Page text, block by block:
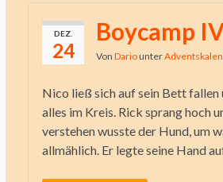
DEZ.
24
Boycamp
Von Dariounter
Nico ließ sich auf sein Bett fallen
alles im Kreis. Rick sprang hoch
verstehen wusste der Hund, um
allmählich. Er legte seine Hand